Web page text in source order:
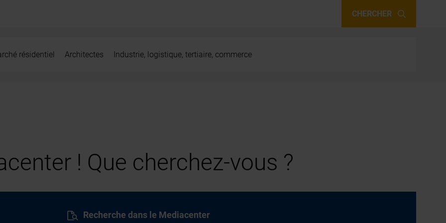
CHERCHER
résidentiel Architectes Industrie, logistique, tertiaire, commerce
! Que cherchez-vous ?
Recherche dans le Mediacenter